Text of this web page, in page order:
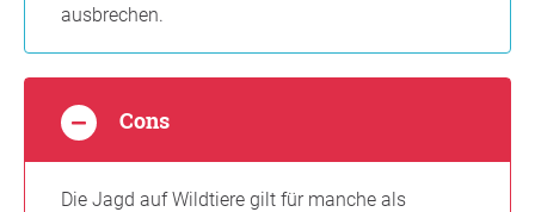
ausbrechen.
Cons
Die Jagd auf Wildtiere gilt für manche als